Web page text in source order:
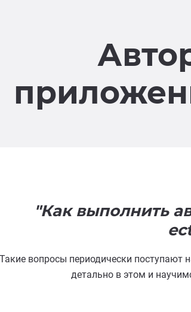
"Как выполнить
Такие вопросы периодически поступают
детально в этом и